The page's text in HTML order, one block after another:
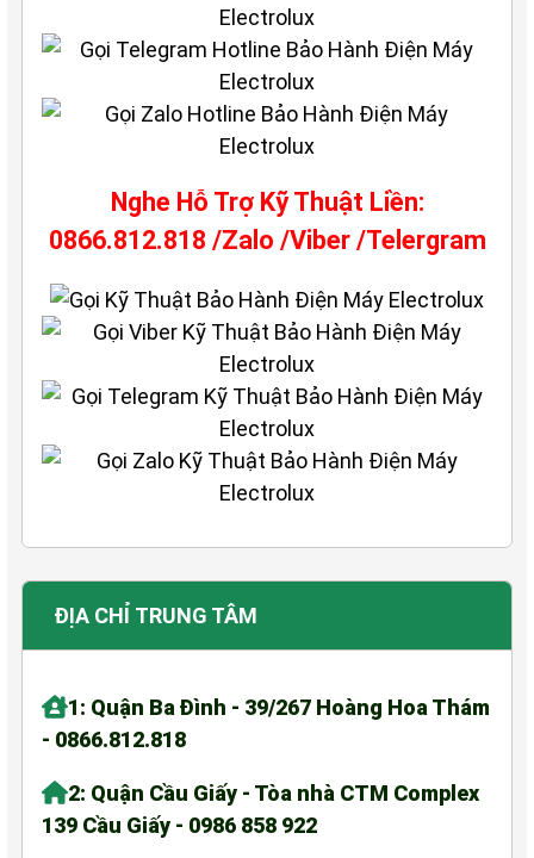
Nghe Hỗ Trợ Kỹ Thuật Liền:
0866.812.818 /Zalo /Viber /Telergram
ĐỊA CHỈ TRUNG TÂM
1: Quận Ba Đình - 39/267 Hoàng Hoa Thám
- 0866.812.818
2: Quận Cầu Giấy - Tòa nhà CTM Complex
139 Cầu Giấy - 0986 858 922